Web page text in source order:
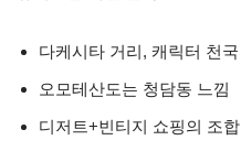
다케시타 거리, 캐릭터 천국
오모테산도는 청담동 느낌
디저트+빈티지 쇼핑의 조합